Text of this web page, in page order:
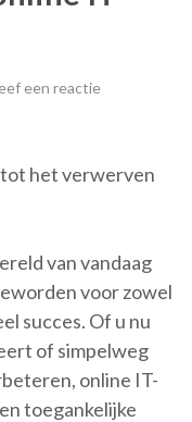
een reactie
het verwerven
van vandaag
voor zowel
succes. Of u nu
of simpelweg
online IT-
toegankelijke